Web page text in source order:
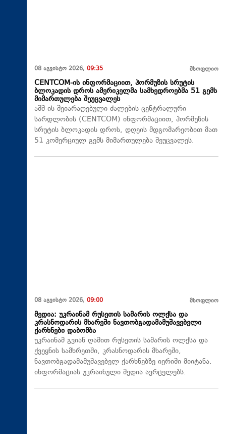
08 აგვისტო 2026, 09:35 მსოფლიო
CENTCOM-ის ინფორმაციით, ჰორმუზის სრუტის
ბლოკადის დროს ამერიკელმა სამხედროებმა 51 გემს
მიმართულება შეუცვალეს
აშშ-ის შეიარაღებული ძალების ცენტრალური
სარდლობის (CENTCOM) ინფორმაციით, ჰორმუზის
სრუტის ბლოკადის დროს, დღეის მდგომარეობით მათ
51 კომერციულ გემს მიმართულება შეუცვალეს.
08 აგვისტო 2026, 09:00 მსოფლიო
მედია: უკრაინამ რუსეთის სამარის ოლქსა და
კრასნოდარის მხარეში ნავთობგადამამუშავებელი
ქარხნები დაბომბა
უკრაინამ გვიან ღამით რუსეთის სამარის ოლქსა და
ქვეყნის სამხრეთში, კრასნოდარის მხარეში,
ნავთობგადამამუშავებელ ქარხნებზე იერიში მიიტანა.
ინფორმაციას უკრაინული მედია ავრცელებს.